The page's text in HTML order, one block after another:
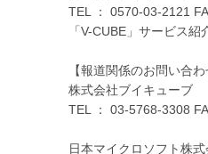
TEL ： 0570-03-2121
「V-CUBE」サービス紹
【報道関係のお問い合わ
株式会社ブイキュー
TEL ： 03-5768-3308
日本マイクロソフト株